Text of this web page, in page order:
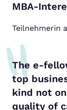
MBA-
Teilnehmerin
The e-
top
kind not
quality of